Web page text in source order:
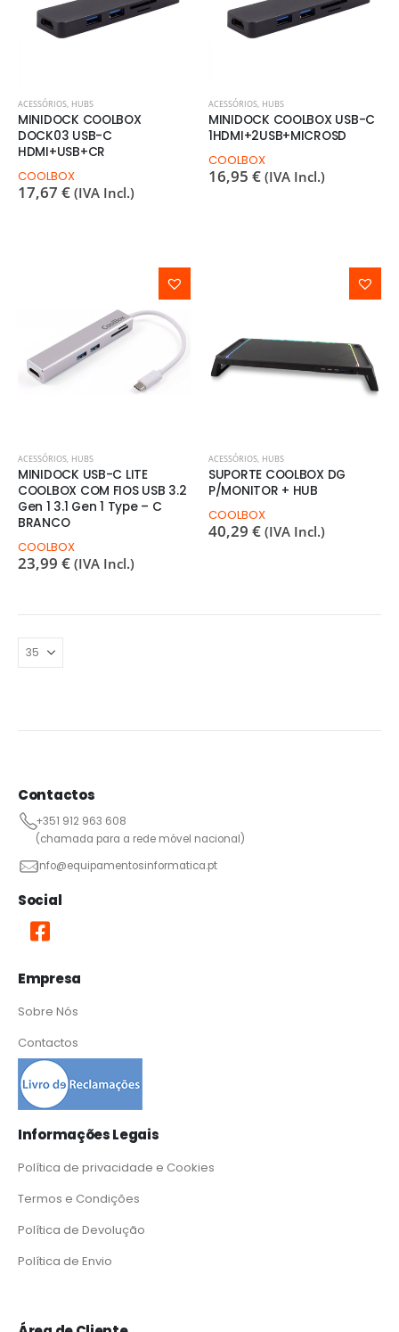
ACESSÓRIOS, HUBS
MINIDOCK COOLBOX
DOCK03 USB-C
HDMI+USB+CR
COOLBOX
17,67 € (IVA Incl.)
ACESSÓRIOS, HUBS
MINIDOCK COOLBOX USB-C
1HDMI+2USB+MICROSD
COOLBOX
16,95 € (IVA Incl.)
ACESSÓRIOS, HUBS
MINIDOCK USB-C LITE
COOLBOX COM FIOS USB 3.2
Gen 1 3.1 Gen 1 Type – C
BRANCO
COOLBOX
23,99 € (IVA Incl.)
ACESSÓRIOS, HUBS
SUPORTE COOLBOX DG
P/MONITOR + HUB
COOLBOX
40,29 € (IVA Incl.)
Contactos
+351 912 963 608
(chamada para a rede móvel nacional)
info@equipamentosinformatica.pt
Social
Empresa
Sobre Nós
Contactos
Informações Legais
Política de privacidade e Cookies
Termos e Condições
Política de Devolução
Política de Envio